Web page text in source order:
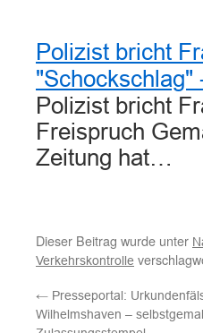
Polizist bricht
"Schockschlag"
Polizist bricht
Freispruch
Zeitung hat…
Dieser Beitrag wurde unter
Verkehrskontrolle
← Presseportal:
Wilhelmshaven –